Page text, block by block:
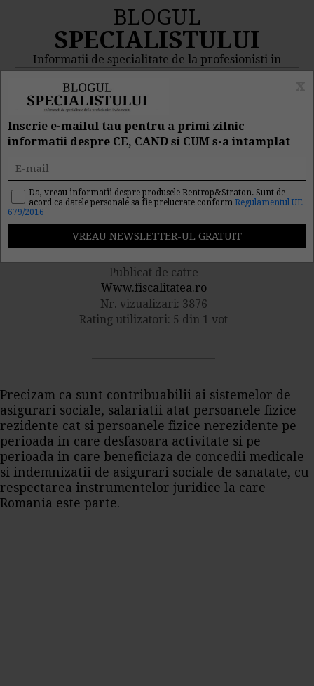
BLOGUL
SPECIALISTULUI
Informatii de specialitate de la profesionisti in
domeniu
MENIU
Contributii sociale
datorate pentru veniturile
salariale
Publicat de catre
Www.fiscalitatea.ro
Nr. vizualizari: 3876
Rating utilizatori: 5 din 1 vot
Precizam ca sunt contribuabilii ai sistemelor de
asigurari sociale, salariatii atat persoanele fizice
rezidente cat si persoanele fizice nerezidente pe
perioada in care desfasoara activitate si pe
perioada in care beneficiaza de concedii medicale
si indemnizatii de asigurari sociale de sanatate, cu
respectarea instrumentelor juridice la care
Romania este parte.
Inscrie e-mailul tau pentru a primi zilnic
informatii despre CE, CAND si CUM s-a intamplat
Da, vreau informatii despre produsele Rentrop&Straton. Sunt de
acord ca datele personale sa fie prelucrate conform Regulamentul UE
679/2016